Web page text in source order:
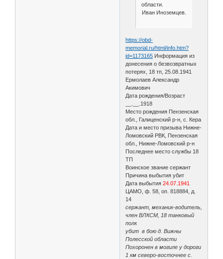
области.
Иван Иноземцев.
https://obd-
memorial.ru/html/info.htm?
id=1173165 Информация из
донесения о безвозвратных
потерях, 18 тп, 25.08.1941
Ермолаев Александр
Акимович
Дата рождения/Возраст
__.__.1918
Место рождения Пензенская
обл., Галиценский р-н, с. Кера
Дата и место призыва Нижне-
Ломовский РВК, Пензенская
обл., Нижне-Ломовский р-н
Последнее место службы 18
ТП
Воинское звание сержант
Причина выбытия убит
Дата выбытия24.07.1941
ЦАМО, ф. 58, оп. 818884, д.
14
сержант, механик-водитель,
член ВЛКСМ, 18 танковый
полк
убит в бою д. Вижны
Полесской области
Похоронен в могиле у дороги
1 км северо-восточнее с.